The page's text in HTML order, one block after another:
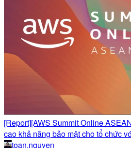
[Report][AWS Summit Online
cao khả năng bảo mật cho tổ chức
toan.nguyen